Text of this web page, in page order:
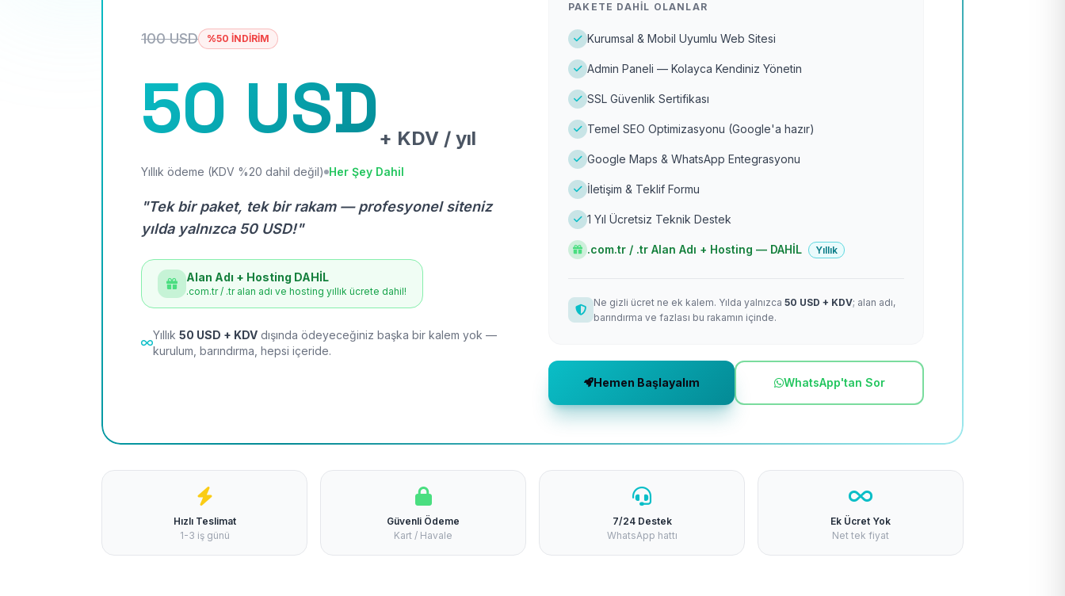
100 USD %50 İNDİRİM
50 USD+ KDV / yıl
Yıllık ödeme (KDV %20 dahil değil) Her Şey Dahil
"Tek bir paket, tek bir rakam — profesyonel siteniz
yılda yalnızca 50 USD!"
Alan Adı + Hosting DAHİL
.com.tr / .tr alan adı ve hosting yıllık ücrete dahil!
Yıllık 50 USD + KDV dışında ödeyeceğiniz başka bir kalem yok —
kurulum, barındırma, hepsi içeride.
PAKETE DAHIL OLANLAR
Kurumsal & Mobil Uyumlu Web Sitesi
Admin Paneli — Kolayca Kendiniz Yönetin
SSL Güvenlik Sertifikası
Temel SEO Optimizasyonu (Google'a hazır)
Google Maps & WhatsApp Entegrasyonu
İletişim & Teklif Formu
1 Yıl Ücretsiz Teknik Destek
.com.tr / .tr Alan Adı + Hosting — DAHİL Yıllık
Ne gizli ücret ne ek kalem. Yılda yalnızca 50 USD + KDV; alan adı,
barındırma ve fazlası bu rakamın içinde.
Hemen Başlayalım WhatsApp'tan Sor
Hızlı Teslimat
1-3 iş günü
Güvenli Ödeme
Kart / Havale
7/24 Destek
WhatsApp hattı
Ek Ücret Yok
Net tek fiyat